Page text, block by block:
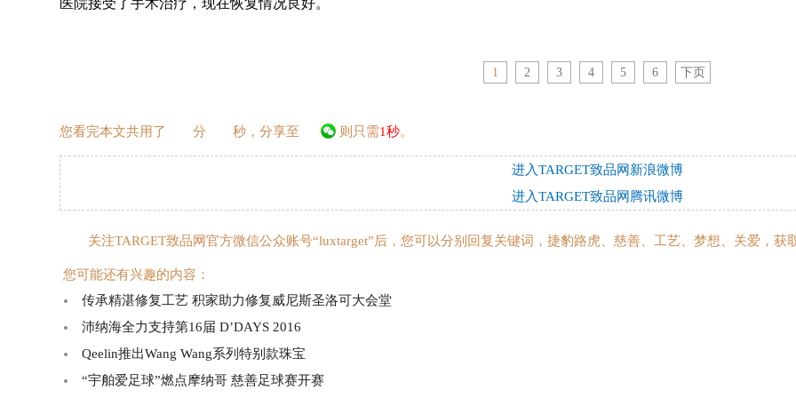
医院接受了手术治疗，现在恢复情况良好。
1 2 3 4 5 6 下页
您看完本文共用了 分 秒，分享至 则只需1秒。
进入TARGET致品网新浪微博
进入TARGET致品网腾讯微博
关注TARGET致品网官方微信公众账号“luxtarget”后，您可以分别回复关键词，捷豹路虎、慈善、工艺、梦想、关爱，获
您可能还有兴趣的内容：
传承精湛修复工艺 积家助力修复威尼斯圣洛可大会堂
沛纳海全力支持第16届 D’DAYS 2016
Qeelin推出Wang Wang系列特别款珠宝
“宇舶爱足球”燃点摩纳哥 慈善足球赛开赛